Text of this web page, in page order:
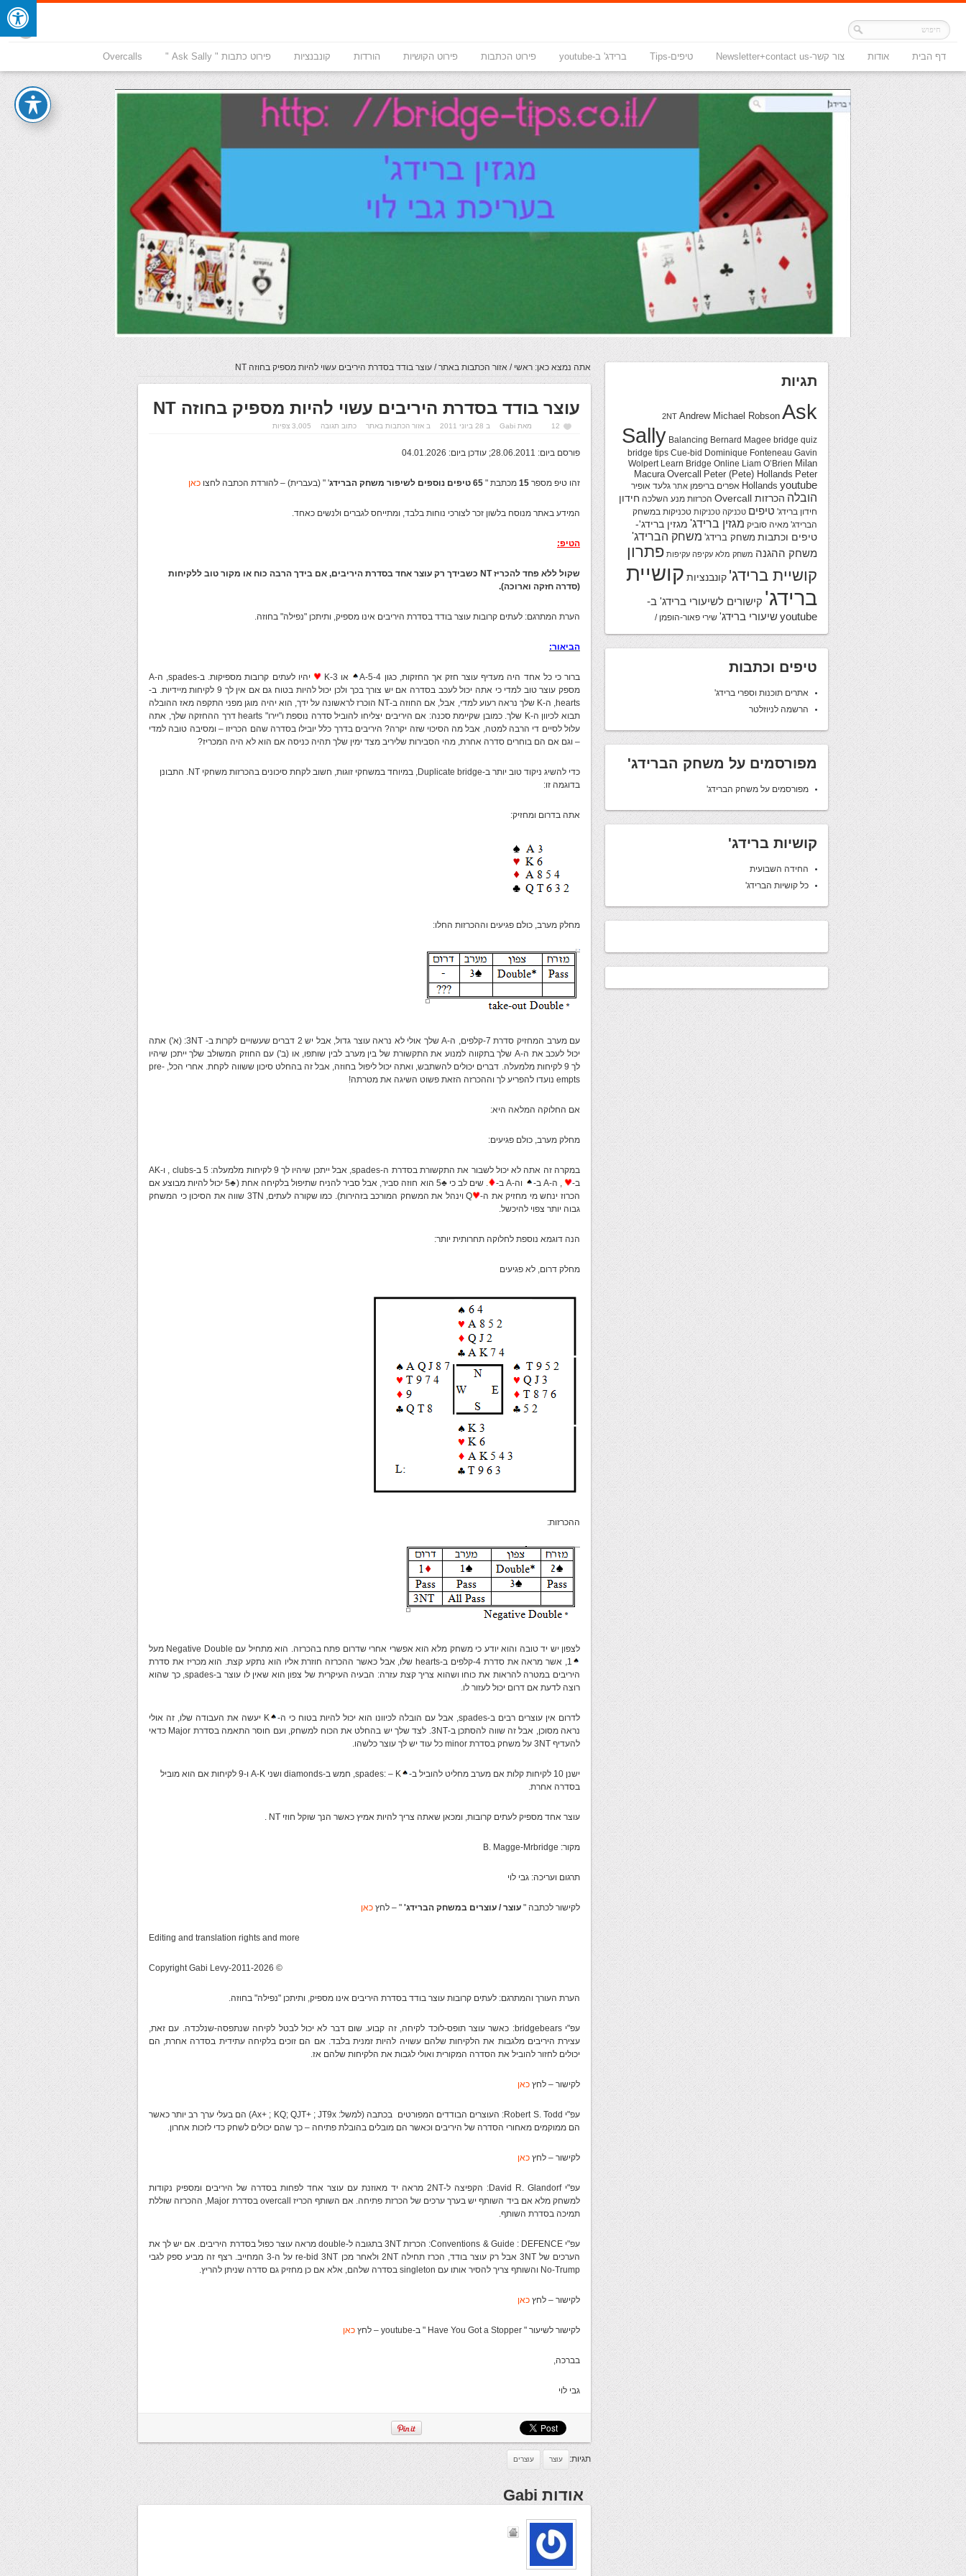
דף הבית אודות צור קשר-Newsletter+contact us טיפים-Tips ברידג' ב-youtube פירוט הכתבות פירוט הקושיות הורדות קונבנציות פירוט כתבות " Ask Sally " Overcalls
אתה נמצא כאן: ראשי / אזור הכתבות באתר/עוצר בודד בסדרת היריבים עשוי להיות מספיק בחוזה NT
עוצר בודד בסדרת היריבים עשוי להיות מספיק בחוזה NT
מאת Gabi ב 28 ביוני 2011 ב אזור הכתבות באתר כתוב תגובה 3,005 צפיות 12
פורסם ביום: 28.06.2011; עודכן ביום: 04.01.2026
זהו טיפ מספר 15 מכתבת " 65 טיפים נוספים לשיפור משחק הברידג ' " (בעברית) – להורדת הכתבה לחצו כאן
המידע באתר מנוסח בלשון זכר לצורכי נוחות בלבד, ומתייחס לגברים ולנשים כאחד.
הטיפ:
שקול ללא פחד להכריז NT כשבידך רק עוצר אחד בסדרת היריבים, אם בידך הרבה כוח או מקור טוב ללקיחות
(סדרה חזקה וארוכה).
הערת המתרגם: לעתים קרובות עוצר בודד בסדרת היריבים אינו מספיק, ותיתכן "נפילה" בחוזה.
הביאור:
ברור כי כל אחד היה מעדיף עוצר חזק אך החזקות, כגון 4-A-5 או K-3
יהיו לעתים קרובות מספיקות. ב-spades, ה-A
מספק עוצר טוב למדי כי אתה יכול לעכב בסדרה אם יש צורך בכך ולכן יכול להיות בטוח גם אם אין לך 9 לקיחות מיידיות. ב-
hearts, ה-K שלך נראה רעוע למדי, אבל, אם החוזה ב-NT הוכרז לראשונה על ידך, הוא יהיה מוגן מפני התקפה מאז ההובלה
תבוא לכיוון ה-K שלך. כמובן שקיימת סכנה: אם היריבים יצליחו להוביל סדרה נוספת ו"יירו" hearts דרך ההחזקה שלך, אתה
עלול לסיים די הרבה למטה, אבל מה הסיכוי שזה יקרה? היריבים בדרך כלל יובילו בסדרה שהם הכריזו – ומסיבה טובה למדי
– וגם אם הם בוחרים סדרה אחרת, מהי הסבירות שליריב מצד ימין שלך תהיה כניסה אם הוא לא היה המכריז?
כדי להשיג ניקוד טוב יותר ב-Duplicate bridge, במיוחד במשחקי זוגות, חשוב לקחת סיכונים בהכרזות משחקי NT. התבונן
בדוגמה זו:
אתה בדרום ומחזיק:
מחלק מערב, כולם פגיעים וההכרזות החלו:
עם מערב המחזיק סדרת 7-קלפים, ה-A שלך אולי לא נראה עוצר גדול, אבל יש 2 דברים שעשויים לקרות ב- 3NT: (א') אתה
יכול לעכב את ה-A שלך בתקווה למנוע את התקשורת של בין מערב לבין שותפו, או (ב') עם החוזק המשולב שלך ייתכן שיהיו
לך 9 לקיחות מלמעלה. דברים יכולים להשתבש, ואתה יכול ליפול בחוזה, אבל זה בהחלט סיכון ששווה לקחת. אחרי הכל, pre-
empts נועדו להפריע לך וההכרזה הזאת פשוט השיגה את מטרתה!
אם החלוקה המלאה היא:
מחלק מערב, כולם פגיעים:
במקרה זה אתה לא יכול לשבור את התקשורת בסדרת ה-spades, אבל ייתכן שיהיו לך 9 לקיחות מלמעלה: 5 ב-clubs , ו-AK
ב-
, ה-A ב- וה-A ב- . שים לב כי ♣5 הוא חוזה סביר, אבל סביר להניח שתיפול בלקיחה אחת ( ♣ 5 יכול להיות מבוצע אם
הכרוז ינחש מי מחזיק את ה-
Q וינהל את המשחק המורכב בזהירות). כמו שקורה לעתים, 3TN שווה את הסיכון כי המשחק
גבוה יותר צפוי להיכשל.
הנה דוגמא נוספת לחלוקה תחרותית יותר:
מחלק דרום, לא פגיעים
ההכרזות:
לצפון יש יד טובה והוא יודע כי משחק מלא הוא אפשרי אחרי שדרום פתח בהכרזה. הוא מתחיל עם Negative Double מעל
1, אשר מראה את סדרת 4-קלפים ב-hearts שלו, אבל כאשר ההכרזה חוזרת אליו הוא נתקע קצת. הוא מכריז את סדרת
היריבים במטרה להראות את כוחו ושהוא צריך קצת עזרה: הבעיה העיקרית של צפון הוא שאין לו עוצר ב-spades, כך שהוא
רוצה לדעת אם דרום יכול לעזור לו.
לדרום אין עוצרים רבים ב-spades, אבל עם הובלה לכיוונו הוא יכול להיות בטוח כי ה-
K יעשה את העבודה שלו, זה אולי
נראה מסוכן, אבל זה שווה להסתכן ב-3NT. לצד שלך יש בהחלט את הכוח למשחק, ועם חוסר התאמה בסדרת Major כדאי
להעדיף 3NT על משחק בסדרת minor כל עוד יש לך עוצר כלשהו.
ישנן 10 לקיחות קלות אם מערב מחליט להוביל ב-
spades: – K, חמש ב-diamonds ושני A-K ו-9 לקיחות אם הוא מוביל
בסדרה אחרת.
עוצר אחד מספיק לעתים קרובות, ומכאן שאתה צריך להיות אמיץ כאשר הנך שוקל חוזי NT .
מקור: B. Magge-Mrbridge
תרגום ועריכה: גבי לוי
לקישור לכתבה " עוצר / עוצרים במשחק הברידג' " – לחץ כאן
Editing and translation rights and more
© Copyright Gabi Levy-2011-2026
הערת העורך והמתרגם: לעתים קרובות עוצר בודד בסדרת היריבים אינו מספיק, ותיתכן "נפילה" בחוזה.
עפ"י bridgebears: כאשר עוצר תופס-לוכד לקיחה, זה קבוע. שום דבר לא יכול לבטל לקיחה שנתפסה-שנלכדה. עם זאת,
עצירת היריבים מלגבות את הלקיחות שלהם עשויה להיות זמנית בלבד. אם הם זוכים בלקיחה עתידית בסדרה אחרת, הם
יכולים לחזור להוביל את הסדרה המקורית ואולי לגבות את הלקיחות שלהם אז.
לקישור – לחץ כאן
עפ"י Robert S. Todd: העוצרים הבודדים המפורטים בכתבה (למשל: Ax+ ; KQ; QJT+ ; JT9x) הם בעלי ערך רב יותר כאשר
הם ממוקמים מאחורי הסדרה של היריבים וכאשר הם מובלים בהובלת פתיחה – כך שהם יכולים לשחק כדי לזכות אחרון.
לקישור – לחץ כאן
עפ"י David R. Glandorf: הקפיצה ל-2NT מראה יד מאוזנת עם עוצר אחד לפחות בסדרה של היריבים ומספיק נקודות
למשחק מלא אם ביד השותף יש בערך ערכים של הכרזת פתיחה. אם השותף הכריז overcall בסדרת Major, ההכרזה שוללת
תמיכה בסדרת השותף.
עפ"י Conventions & Guide : DEFENCE: הכרזת 3NT בתגובה ל-double מראה עוצר כפול בסדרת היריבים. אם יש לך את
הערכים של 3NT אבל רק עוצר בודד, הכרז תחילה 2NT ולאחר מכן re-bid 3NT על ה-3 המחייב. רצף זה מביע ספק לגבי
No-Trump והשותף צריך להסיר אותו עם singleton בסדרה שלהם, אלא אם כן מחזיק גם סדרה שניתן להריץ.
לקישור – לחץ כאן
לקישור לשיעור " Have You Got a Stopper " ב-youtube – לחץ כאן
בברכה,
גבי לוי
תגיות: עוצר עוצרים
אודות Gabi
תגיות
2NT Andrew Michael Robson Ask
Sally Balancing Bernard Magee bridge quiz
bridge tips Cue-bid Dominique Fonteneau Gavin
Wolpert Learn Bridge Online Liam O’Brien Milan
Macura Overcall Peter (Pete) Hollands Peter
Hollands youtube אפרים בריפמן אתר גלעד אופיר
הובלה הכרזות Overcall הכרזות מנע השלכה חידון
חידון ברידג' טיפים טכניקה טכניקות טכניקות במשחק
הברידג' מאיה סוביק מגזין ברידג' מגזין ברידג'-
טיפים וכתבות משחק ברידג' משחק הברידג'
משחק ההגנה משחק מלא עקיפה עקיפות פתרון
קושיית ברידג' קונבנציות קושיית
ברידג' קישורים לשיעורי ברידג' ב-
youtubeשיעורי ברידג' שירי פאור-הופמן /
טיפים וכתבות
אתרים תוכנות וספרי ברידג'
הרשמה לניוזלטר
מפורסמים על משחק הברידג'
מפורסמים על משחק הברידג'
קושיות ברידג'
החידה השבועית
כל קושיות הברידג'